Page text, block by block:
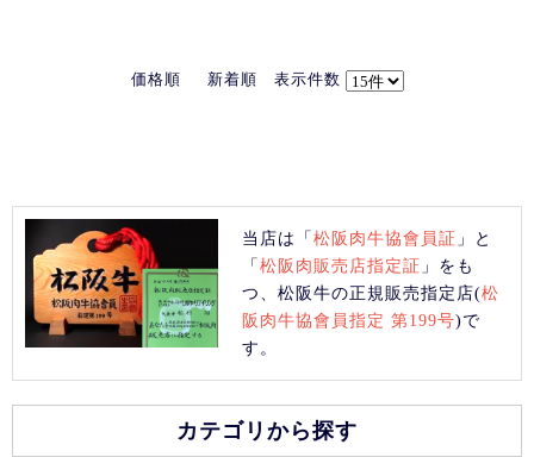
価格順 新着順 表示件数
当店は「松阪肉牛協會員証 」と
「松阪肉販売店指定証 」をも
つ、松阪牛の正規販売指定店(松
阪肉牛協會員指定 第199号)で
す。
カテゴリから探す